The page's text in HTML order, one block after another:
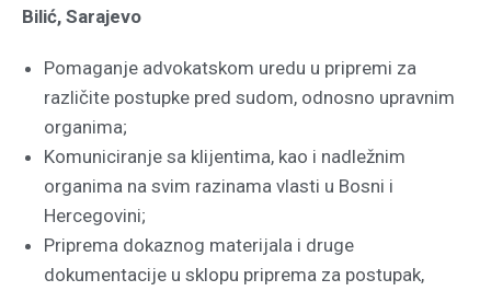
Bilić, Sarajevo
Pomaganje advokatskom uredu u pripremi za
različite postupke pred sudom, odnosno upravnim
organima;
Komuniciranje sa klijentima, kao i nadležnim
organima na svim razinama vlasti u Bosni i
Hercegovini;
Priprema dokaznog materijala i druge
dokumentacije u sklopu priprema za postupak,